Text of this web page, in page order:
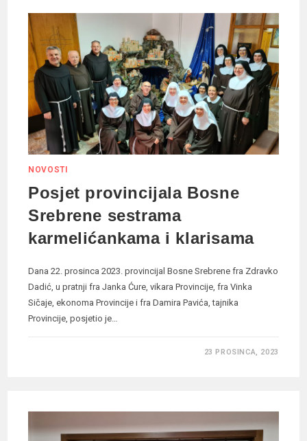
NOVOSTI
Posjet provincijala Bosne
Srebrene sestrama
karmelićankama i klarisama
Dana 22. prosinca 2023. provincijal Bosne Srebrene fra Zdravko
Dadić, u pratnji fra Janka Ćure, vikara Provincije, fra Vinka
Sičaje, ekonoma Provincije i fra Damira Pavića, tajnika
Provincije, posjetio je…
23 PROSINCA, 2023